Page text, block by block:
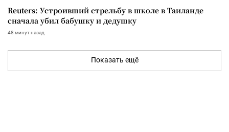
Reuters: Устроивший стрельбу в школе в Таиланде
сначала убил бабушку и дедушку
48 минут назад
Показать ещё